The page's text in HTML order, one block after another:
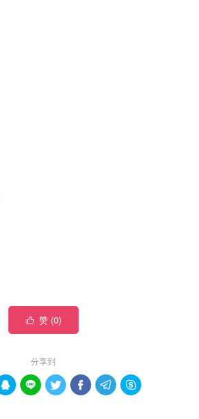
 赞 (0)
分享到
     